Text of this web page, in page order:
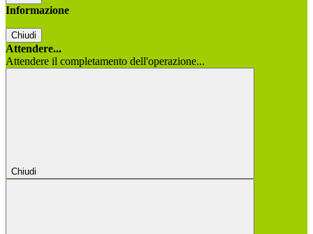
Informazione
Chiudi
Attendere...
Attendere il completamento dell'operazione...
Chiudi